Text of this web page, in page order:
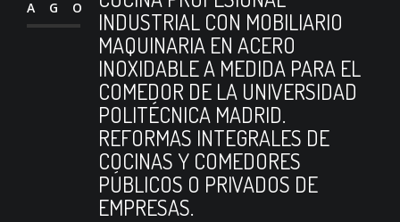
AGO
INDUSTRIAL CON MOBILIARIO
MAQUINARIA EN ACERO
INOXIDABLE A MEDIDA PARA EL
COMEDOR DE LA UNIVERSIDAD
POLITÉCNICA MADRID.
REFORMAS INTEGRALES DE
COCINAS Y COMEDORES
PÚBLICOS O PRIVADOS DE
EMPRESAS.